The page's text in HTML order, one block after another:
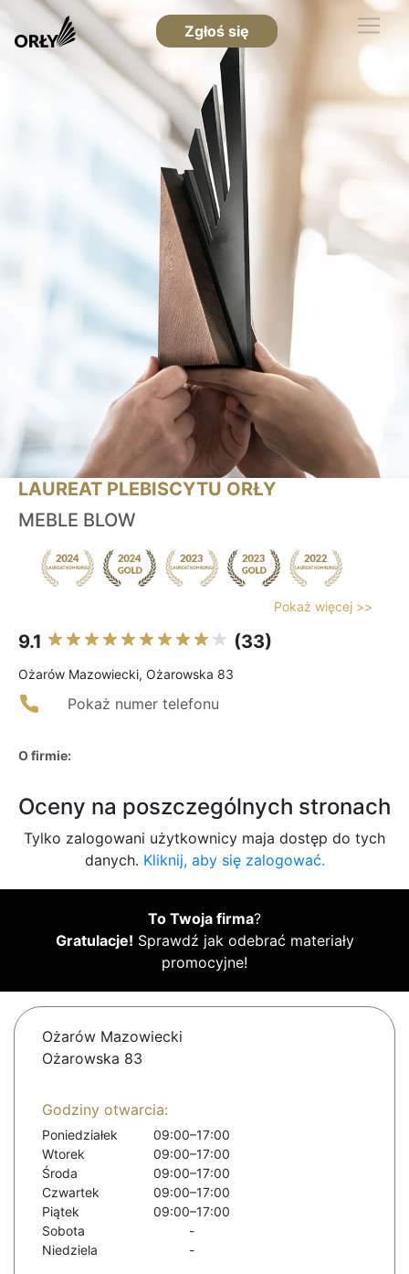
Zgłoś się
LAUREAT PLEBISCYTU ORŁY
MEBLE BLOW
Pokaż więcej >>
9.1 (33)
Ożarów Mazowiecki, Ożarowska 83
Pokaż numer telefonu
O firmie:
Oceny na poszczególnych stronach
Tylko zalogowani użytkownicy maja dostęp do tych
danych. Kliknij, aby się zalogować.
To Twoja firma?
Gratulacje! Sprawdź jak odebrać materiały
promocyjne!
Ożarów Mazowiecki
Ożarowska 83
Godziny otwarcia:
Poniedziałek
09:00–17:00
Wtorek
09:00–17:00
Środa
09:00–17:00
Czwartek
09:00–17:00
Piątek
09:00–17:00
Sobota
-
Niedziela
-